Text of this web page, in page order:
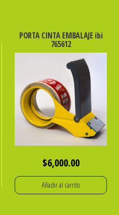
PORTA CINTA EMBALAJE ibi
765612
$6,000.00
Añadir al carrito